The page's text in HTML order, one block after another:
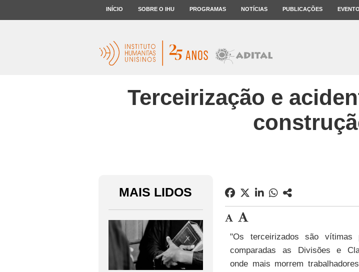
INÍCIO SOBRE O IHU PROGRAMAS NOTÍCIAS PUBLICAÇÕES
Terceirização e
MAIS LIDOS
"Os terceirizados são vítimas
comparadas as Divisões e
onde mais morrem